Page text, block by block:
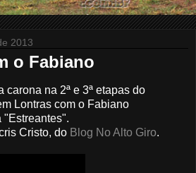
2013
o Fabiano
carona na 2ª e 3ª etapas do
Lontras com o Fabiano
"Estreantes".
Cristo, do Blog No Alto Giro.